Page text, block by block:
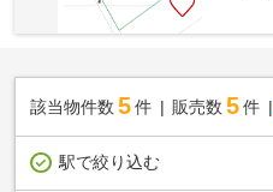
該当物件数 5件 販売数 5 件
駅で絞り込む